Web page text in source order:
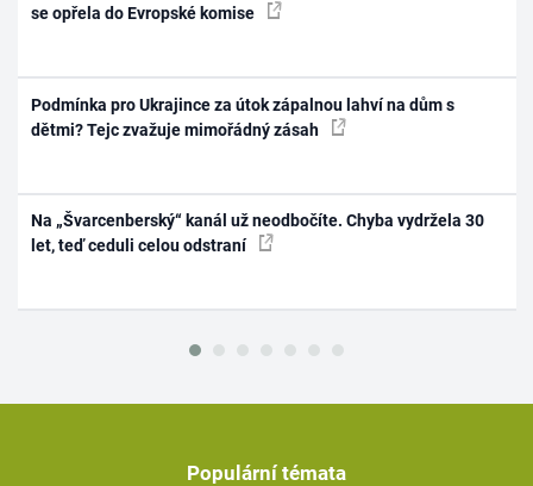
se opřela do Evropské komise
Podmínka pro Ukrajince za útok zápalnou lahví na dům s
dětmi? Tejc zvažuje mimořádný zásah
Na „Švarcenberský“ kanál už neodbočíte. Chyba vydržela 30
let, teď ceduli celou odstraní
Populární témata